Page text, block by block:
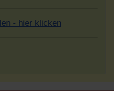
- hier klicken